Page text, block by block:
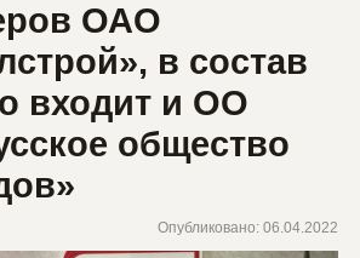
ОАО
в состав
входит и ОО
общество
Опубликовано: 06.04.2022